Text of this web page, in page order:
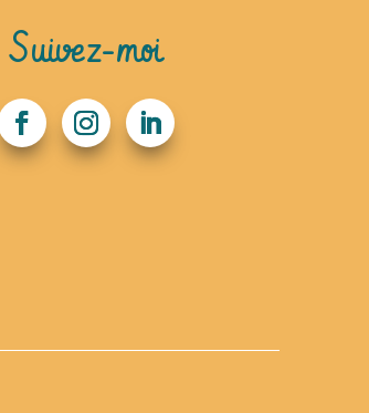
Suivez-moi